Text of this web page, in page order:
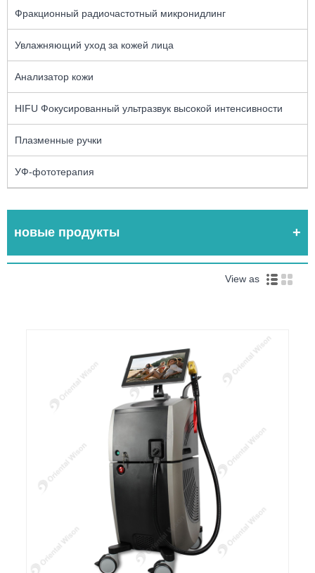
Фракционный радиочастотный микронидлинг
Увлажняющий уход за кожей лица
Анализатор кожи
HIFU Фокусированный ультразвук высокой интенсивности
Плазменные ручки
УФ-фототерапия
новые продукты
View as